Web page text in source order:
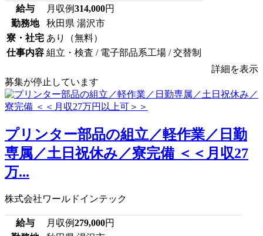
給与 月収例314,000円
勤務地
秋田県 湯沢市
寮・社宅 あり（無料）
仕事内容 組立・検査 / 電子部品系工場 / 交替制
詳細を表示
募集が停止しています
プリンター部品の組立／軽作業／日勤
専属／土日祝休み／寮完備 ＜＜月収27
万...
株式会社ワールドインテック
給与 月収例279,000円